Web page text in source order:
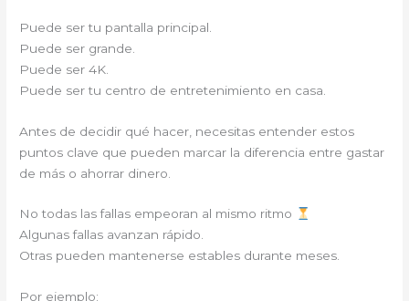
Puede ser tu pantalla principal.
Puede ser grande.
Puede ser 4K.
Puede ser tu centro de entretenimiento en casa.
Antes de decidir qué hacer, necesitas entender estos
puntos clave que pueden marcar la diferencia entre gastar
de más o ahorrar dinero.
No todas las fallas empeoran al mismo ritmo
Algunas fallas avanzan rápido.
Otras pueden mantenerse estables durante meses.
Por ejemplo: